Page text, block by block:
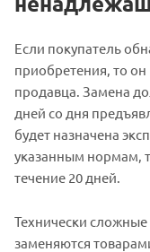
Если покупатель
приобретения, то
продавца. Замена
дней со дня
будет назначена
указанным нормам,
течение 20 дней.
Технически
заменяются